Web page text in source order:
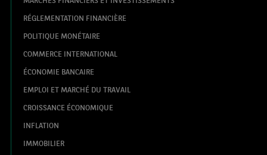
RÉGLEMENTATION FINANCIÈRE
POLITIQUE MONÉTAIRE
COMMERCE INTERNATIONAL
ÉCONOMIE BANCAIRE
EMPLOI ET MARCHÉ DU TRAVAIL
CROISSANCE ÉCONOMIQUE
INFLATION
IMMOBILIER